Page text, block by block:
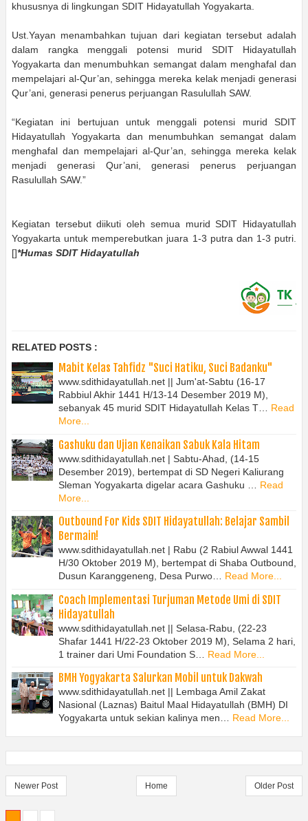
khususnya di lingkungan SDIT Hidayatullah Yogyakarta.
Ust.Yayan menambahkan tujuan dari kegiatan tersebut adalah
dalam rangka menggali potensi murid SDIT Hidayatullah
Yogyakarta dan menumbuhkan semangat dalam menghafal dan
mempelajari al-Qur’an, sehingga mereka kelak menjadi generasi
Qur’ani, generasi penerus perjuangan Rasulullah SAW.
“Kegiatan ini bertujuan untuk menggali potensi murid SDIT
Hidayatullah Yogyakarta dan menumbuhkan semangat dalam
menghafal dan mempelajari al-Qur’an, sehingga mereka kelak
menjadi generasi Qur’ani, generasi penerus perjuangan
Rasulullah SAW.”
Kegiatan tersebut diikuti oleh semua murid SDIT Hidayatullah
Yogyakarta untuk memperebutkan juara 1-3 putra dan 1-3 putri.
[]*Humas SDIT Hidayatullah
RELATED POSTS :
Mabit Kelas Tahfidz "Suci Hatiku, Suci Badanku"
www.sdithidayatullah.net || Jum'at-Sabtu (16-17
Rabbiul Akhir 1441 H/13-14 Desember 2019 M),
sebanyak 45 murid SDIT Hidayatullah Kelas T… Read
More...
Gashuku dan Ujian Kenaikan Sabuk Kala Hitam
www.sdithidayatullah.net | Sabtu-Ahad, (14-15
Desember 2019), bertempat di SD Negeri Kaliurang
Sleman Yogyakarta digelar acara Gashuku …
Read
More...
Outbound For Kids SDIT Hidayatullah: Belajar Sambil
Bermain!
www.sdithidayatullah.net | Rabu (2 Rabiul Awwal 1441
H/30 Oktober 2019 M), bertempat di Shaba Outbound,
Dusun Karanggeneng, Desa Purwo… Read More...
Coach Implementasi Turjuman Metode Umi di SDIT
Hidayatullah
www.sdithidayatullah.net || Selasa-Rabu, (22-23
Shafar 1441 H/22-23 Oktober 2019 M), Selama 2 hari,
1 trainer dari Umi Foundation S…
Read More...
BMH Yogyakarta Salurkan Mobil untuk Dakwah
www.sdithidayatullah.net || Lembaga Amil Zakat
Nasional (Laznas) Baitul Maal Hidayatullah (BMH) DI
Yogyakarta untuk sekian kalinya men… Read More...
Newer Post Older Post
Home